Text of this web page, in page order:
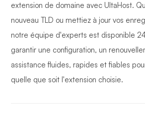
extension de domaine avec UltaHost.
nouveau TLD ou mettiez à jour vos
notre équipe d'experts est disponible
garantir une configuration, un
assistance fluides, rapides et fiables
quelle que soit l'extension choisie.